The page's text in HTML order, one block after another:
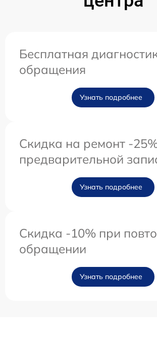
Бесплатная
обращения
Узнать подробнее
Скидка на ремонт -
предварительной
Узнать подробнее
Скидка -10% при
обращении
Узнать подробнее